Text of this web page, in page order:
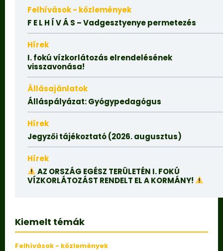
Felhívások - közlemények
F E L H Í V Á S – Vadgesztyenye permetezés
Hírek
I. fokú vízkorlátozás elrendelésének
visszavonása!
Állásajánlatok
Álláspályázat: Gyógypedagógus
Hírek
Jegyzői tájékoztató (2026. augusztus)
Hírek
AZ ORSZÁG EGÉSZ TERÜLETÉN I. FOKÚ
VÍZKORLÁTOZÁST RENDELT EL A KORMÁNY!
Kiemelt témák
Felhívások - közlemények